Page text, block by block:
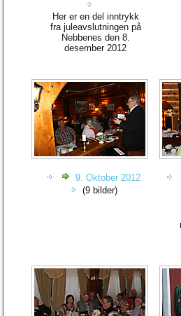
Her er en del inntrykk
fra juleavslutningen på
Nebbenes den 8.
desember 2012
9. Oktober 2012
(9 bilder)